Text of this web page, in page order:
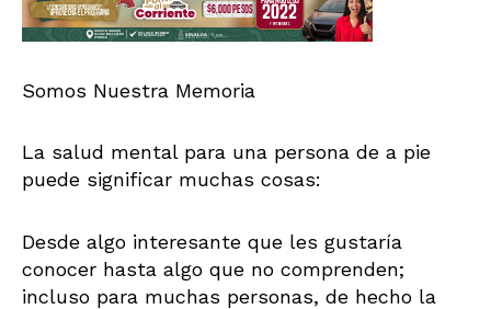
Somos Nuestra Memoria
La salud mental para una persona de a pie
puede significar muchas cosas:
Desde algo interesante que les gustaría
conocer hasta algo que no comprenden;
incluso para muchas personas, de hecho la